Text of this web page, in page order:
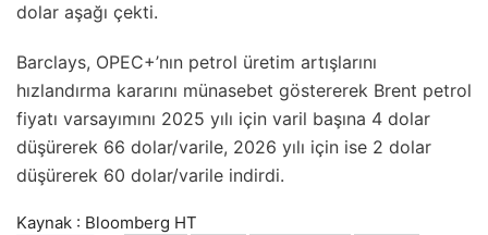
dolar aşağı çekti.
Barclays, OPEC+’nın petrol üretim artışlarını
hızlandırma kararını münasebet göstererek Brent petrol
fiyatı varsayımını 2025 yılı için varil başına 4 dolar
düşürerek 66 dolar/varile, 2026 yılı için ise 2 dolar
düşürerek 60 dolar/varile indirdi.
Kaynak : Bloomberg HT